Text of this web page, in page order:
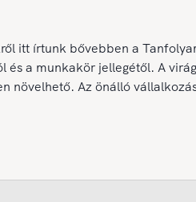
itt írtunk bővebben a
és a munkakör jellegétől. A
növelhető. Az önálló